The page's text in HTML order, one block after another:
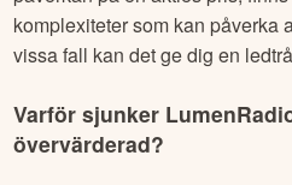
komplexiteter som kan påverka
vissa fall kan det ge dig en
Varför sjunker
övervärderad?